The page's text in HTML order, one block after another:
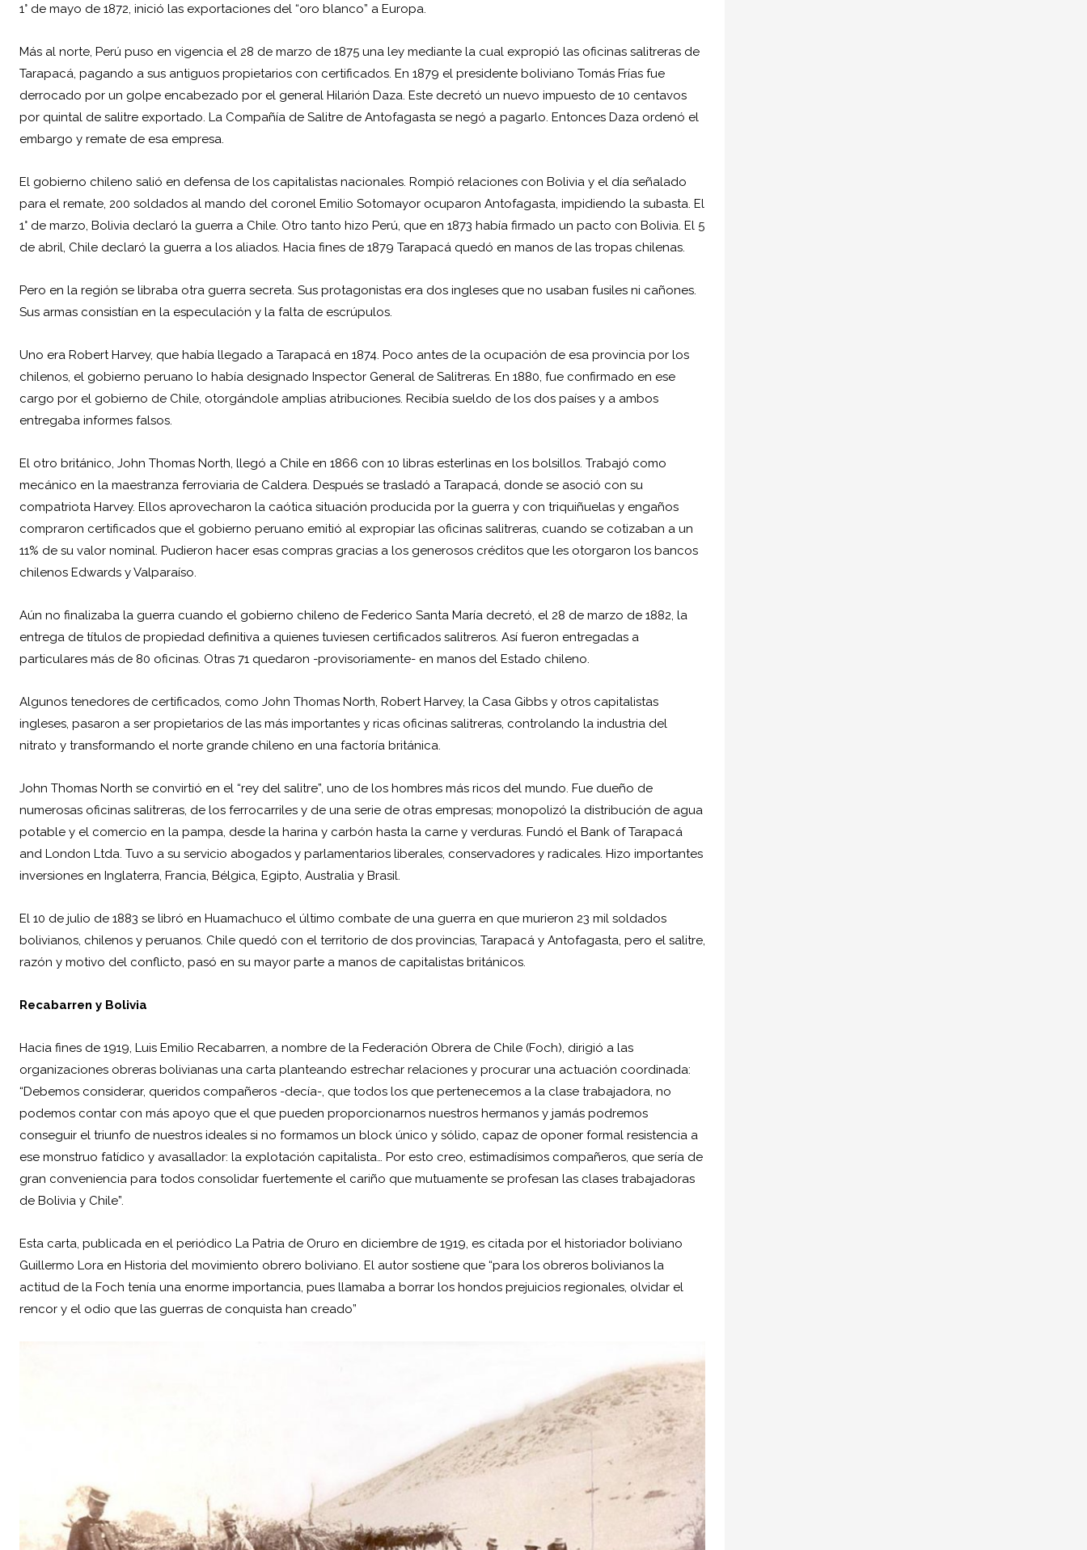
1° de mayo de 1872, inició las exportaciones del “oro blanco” a Europa.
Más al norte, Perú puso en vigencia el 28 de marzo de 1875 una ley mediante la cual expropió las oficinas salitreras de
Tarapacá, pagando a sus antiguos propietarios con certificados. En 1879 el presidente boliviano Tomás Frías fue
derrocado por un golpe encabezado por el general Hilarión Daza. Este decretó un nuevo impuesto de 10 centavos
por quintal de salitre exportado. La Compañía de Salitre de Antofagasta se negó a pagarlo. Entonces Daza ordenó el
embargo y remate de esa empresa.
El gobierno chileno salió en defensa de los capitalistas nacionales. Rompió relaciones con Bolivia y el día señalado
para el remate, 200 soldados al mando del coronel Emilio Sotomayor ocuparon Antofagasta, impidiendo la subasta. El
1° de marzo, Bolivia declaró la guerra a Chile. Otro tanto hizo Perú, que en 1873 había firmado un pacto con Bolivia. El 5
de abril, Chile declaró la guerra a los aliados. Hacia fines de 1879 Tarapacá quedó en manos de las tropas chilenas.
Pero en la región se libraba otra guerra secreta. Sus protagonistas era dos ingleses que no usaban fusiles ni cañones.
Sus armas consistían en la especulación y la falta de escrúpulos.
Uno era Robert Harvey, que había llegado a Tarapacá en 1874. Poco antes de la ocupación de esa provincia por los
chilenos, el gobierno peruano lo había designado Inspector General de Salitreras. En 1880, fue confirmado en ese
cargo por el gobierno de Chile, otorgándole amplias atribuciones. Recibía sueldo de los dos países y a ambos
entregaba informes falsos.
El otro británico, John Thomas North, llegó a Chile en 1866 con 10 libras esterlinas en los bolsillos. Trabajó como
mecánico en la maestranza ferroviaria de Caldera. Después se trasladó a Tarapacá, donde se asoció con su
compatriota Harvey. Ellos aprovecharon la caótica situación producida por la guerra y con triquiñuelas y engaños
compraron certificados que el gobierno peruano emitió al expropiar las oficinas salitreras, cuando se cotizaban a un
11% de su valor nominal. Pudieron hacer esas compras gracias a los generosos créditos que les otorgaron los bancos
chilenos Edwards y Valparaíso.
Aún no finalizaba la guerra cuando el gobierno chileno de Federico Santa María decretó, el 28 de marzo de 1882, la
entrega de títulos de propiedad definitiva a quienes tuviesen certificados salitreros. Así fueron entregadas a
particulares más de 80 oficinas. Otras 71 quedaron -provisoriamente- en manos del Estado chileno.
Algunos tenedores de certificados, como John Thomas North, Robert Harvey, la Casa Gibbs y otros capitalistas
ingleses, pasaron a ser propietarios de las más importantes y ricas oficinas salitreras, controlando la industria del
nitrato y transformando el norte grande chileno en una factoría británica.
John Thomas North se convirtió en el “rey del salitre”, uno de los hombres más ricos del mundo. Fue dueño de
numerosas oficinas salitreras, de los ferrocarriles y de una serie de otras empresas; monopolizó la distribución de agua
potable y el comercio en la pampa, desde la harina y carbón hasta la carne y verduras. Fundó el Bank of Tarapacá
and London Ltda. Tuvo a su servicio abogados y parlamentarios liberales, conservadores y radicales. Hizo importantes
inversiones en Inglaterra, Francia, Bélgica, Egipto, Australia y Brasil.
El 10 de julio de 1883 se libró en Huamachuco el último combate de una guerra en que murieron 23 mil soldados
bolivianos, chilenos y peruanos. Chile quedó con el territorio de dos provincias, Tarapacá y Antofagasta, pero el salitre,
razón y motivo del conflicto, pasó en su mayor parte a manos de capitalistas británicos.
Recabarren y Bolivia
Hacia fines de 1919, Luis Emilio Recabarren, a nombre de la Federación Obrera de Chile (Foch), dirigió a las
organizaciones obreras bolivianas una carta planteando estrechar relaciones y procurar una actuación coordinada:
“Debemos considerar, queridos compañeros -decía-, que todos los que pertenecemos a la clase trabajadora, no
podemos contar con más apoyo que el que pueden proporcionarnos nuestros hermanos y jamás podremos
conseguir el triunfo de nuestros ideales si no formamos un block único y sólido, capaz de oponer formal resistencia a
ese monstruo fatídico y avasallador: la explotación capitalista… Por esto creo, estimadísimos compañeros, que sería de
gran conveniencia para todos consolidar fuertemente el cariño que mutuamente se profesan las clases trabajadoras
de Bolivia y Chile”.
Esta carta, publicada en el periódico La Patria de Oruro en diciembre de 1919, es citada por el historiador boliviano
Guillermo Lora en Historia del movimiento obrero boliviano. El autor sostiene que “para los obreros bolivianos la
actitud de la Foch tenía una enorme importancia, pues llamaba a borrar los hondos prejuicios regionales, olvidar el
rencor y el odio que las guerras de conquista han creado”